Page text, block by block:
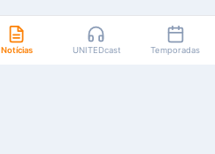
Notícias UNITEDcast Temporadas